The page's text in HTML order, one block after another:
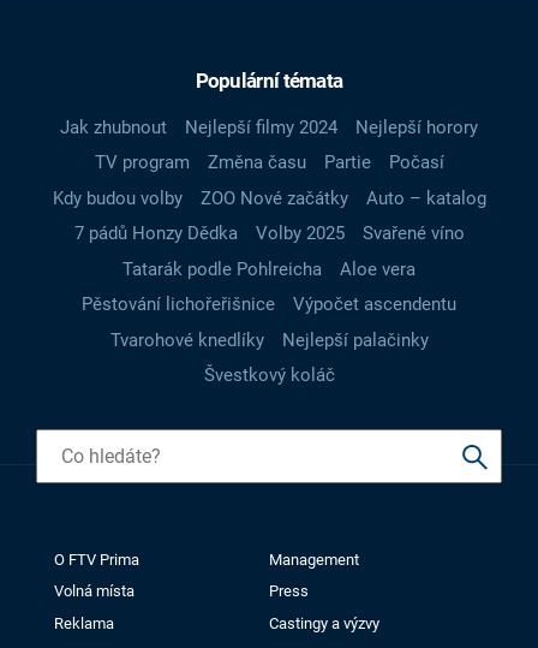
Populární témata
Jak zhubnout Nejlepší filmy 2024
Nejlepší horory
TV program
Změna času Partie
Počasí
Kdy budou volby
ZOO Nové začátky
Auto – katalog
7 pádů Honzy Dědka
Volby 2025
Svařené víno
Tatarák podle Pohlreicha
Aloe vera
Pěstování lichořeřišnice
Výpočet ascendentu
Tvarohové knedlíky
Nejlepší palačinky
Švestkový koláč
O FTV Prima
Management
Volná místa
Press
Reklama
Castingy a výzvy